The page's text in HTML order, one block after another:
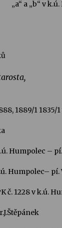
„a“ a „b“ v
1889/1 1835/
Humpolec –
Humpolec– pí.
č. 1228 v k.ú.